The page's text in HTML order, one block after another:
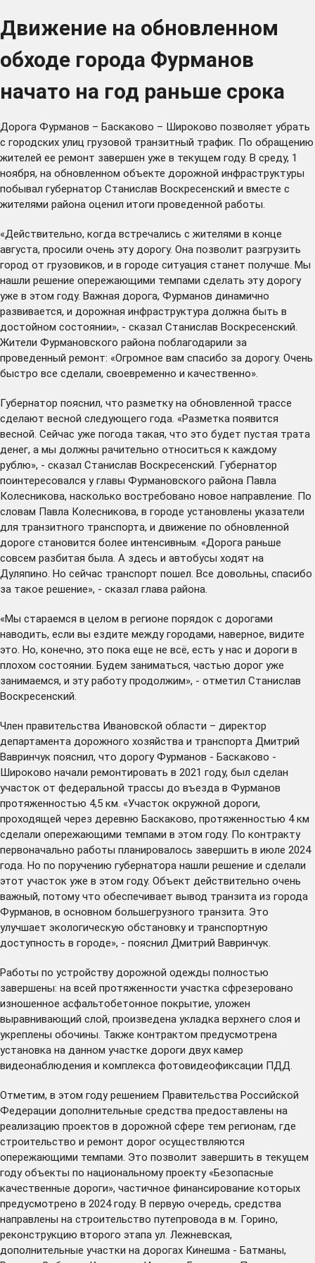
Движение на обновленном
обходе города Фурманов
начато на год раньше срока
Дорога Фурманов – Баскаково – Широково позволяет убрать
с городских улиц грузовой транзитный трафик. По обращению
жителей ее ремонт завершен уже в текущем году. В среду, 1
ноября, на обновленном объекте дорожной инфраструктуры
побывал губернатор Станислав Воскресенский и вместе с
жителями района оценил итоги проведенной работы.
«Действительно, когда встречались с жителями в конце
августа, просили очень эту дорогу. Она позволит разгрузить
город от грузовиков, и в городе ситуация станет получше. Мы
нашли решение опережающими темпами сделать эту дорогу
уже в этом году. Важная дорога, Фурманов динамично
развивается, и дорожная инфраструктура должна быть в
достойном состоянии», - сказал Станислав Воскресенский.
Жители Фурмановского района поблагодарили за
проведенный ремонт: «Огромное вам спасибо за дорогу. Очень
быстро все сделали, своевременно и качественно».
Губернатор пояснил, что разметку на обновленной трассе
сделают весной следующего года. «Разметка появится
весной. Сейчас уже погода такая, что это будет пустая трата
денег, а мы должны рачительно относиться к каждому
рублю», - сказал Станислав Воскресенский. Губернатор
поинтересовался у главы Фурмановского района Павла
Колесникова, насколько востребовано новое направление. По
словам Павла Колесникова, в городе установлены указатели
для транзитного транспорта, и движение по обновленной
дороге становится более интенсивным. «Дорога раньше
совсем разбитая была. А здесь и автобусы ходят на
Дуляпино. Но сейчас транспорт пошел. Все довольны, спасибо
за такое решение», - сказал глава района.
«Мы стараемся в целом в регионе порядок с дорогами
наводить, если вы ездите между городами, наверное, видите
это. Но, конечно, это пока еще не всё, есть у нас и дороги в
плохом состоянии. Будем заниматься, частью дорог уже
занимаемся, и эту работу продолжим», - отметил Станислав
Воскресенский.
Член правительства Ивановской области – директор
департамента дорожного хозяйства и транспорта Дмитрий
Вавринчук пояснил, что дорогу Фурманов - Баскаково -
Широково начали ремонтировать в 2021 году, был сделан
участок от федеральной трассы до въезда в Фурманов
протяженностью 4,5 км. «Участок окружной дороги,
проходящей через деревню Баскаково, протяженностью 4 км
сделали опережающими темпами в этом году. По контракту
первоначально работы планировалось завершить в июле 2024
года. Но по поручению губернатора нашли решение и сделали
этот участок уже в этом году. Объект действительно очень
важный, потому что обеспечивает вывод транзита из города
Фурманов, в основном большегрузного транзита. Это
улучшает экологическую обстановку и транспортную
доступность в городе», - пояснил Дмитрий Вавринчук.
Работы по устройству дорожной одежды полностью
завершены: на всей протяженности участка сфрезеровано
изношенное асфальтобетонное покрытие, уложен
выравнивающий слой, произведена укладка верхнего слоя и
укреплены обочины. Также контрактом предусмотрена
установка на данном участке дороги двух камер
видеонаблюдения и комплекса фотовидеофиксации ПДД.
Отметим, в этом году решением Правительства Российской
Федерации дополнительные средства предоставлены на
реализацию проектов в дорожной сфере тем регионам, где
строительство и ремонт дорог осуществляются
опережающими темпами. Это позволит завершить в текущем
году объекты по национальному проекту «Безопасные
качественные дороги», частичное финансирование которых
предусмотрено в 2024 году. В первую очередь, средства
направлены на строительство путепровода в м. Горино,
реконструкцию второго этапа ул. Лежневская,
дополнительные участки на дорогах Кинешма - Батманы,